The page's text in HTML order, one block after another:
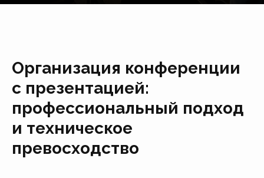
Организация конференции
с презентацией:
профессиональный подход
и техническое
превосходство